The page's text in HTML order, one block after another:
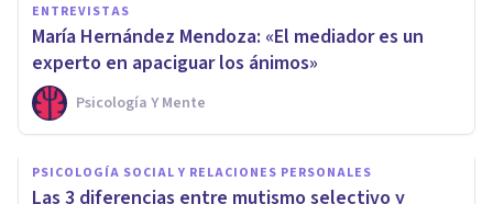
ENTREVISTAS
María Hernández Mendoza: «El mediador es un
experto en apaciguar los ánimos»
Psicología Y Mente
PSICOLOGÍA SOCIAL Y RELACIONES PERSONALES
Las 3 diferencias entre mutismo selectivo y